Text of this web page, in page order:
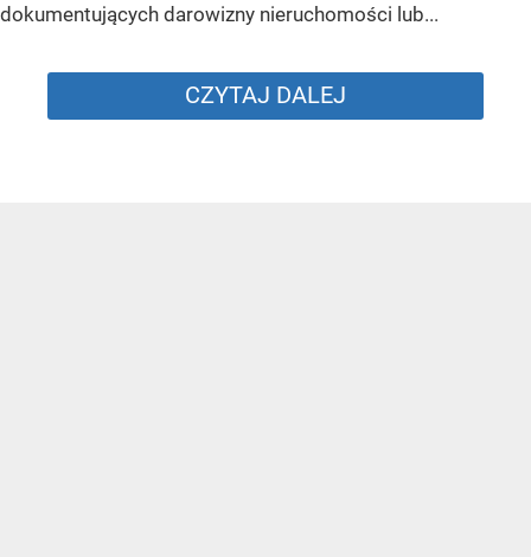
dokumentujących darowizny nieruchomości lub...
CZYTAJ DALEJ